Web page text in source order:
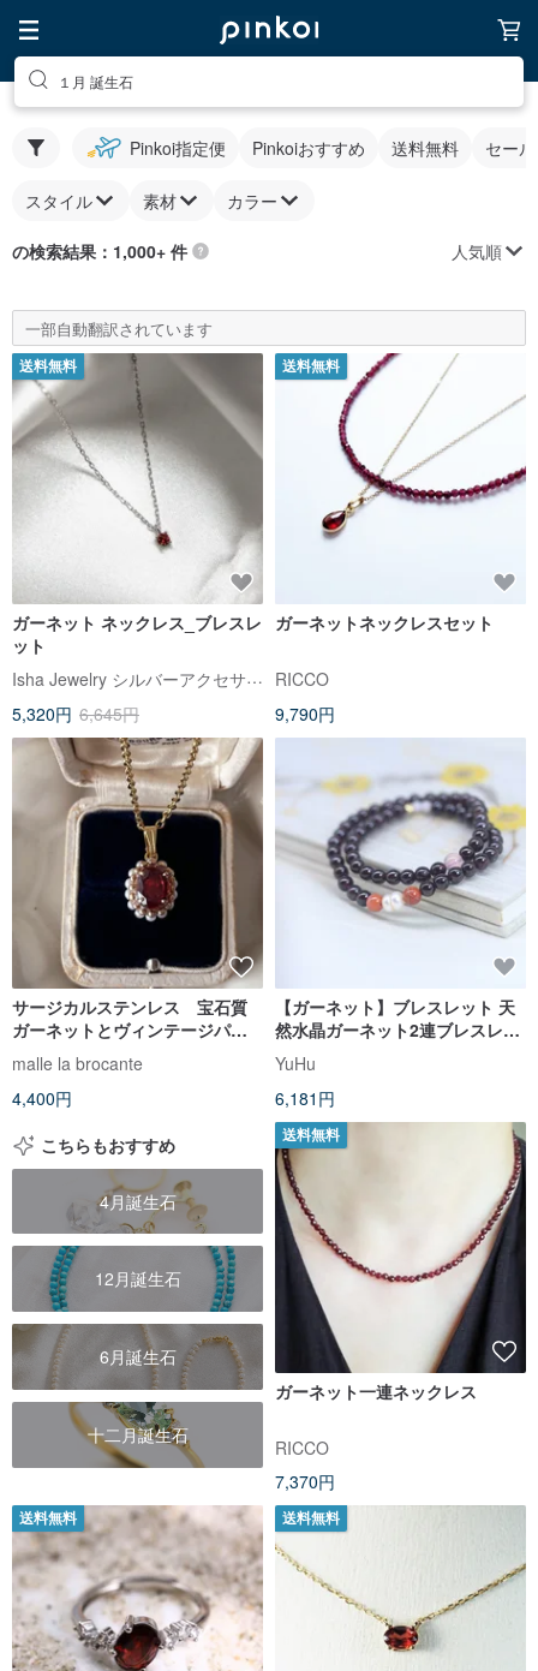
１月 誕生石
Pinkoi指定便 Pinkoiおすすめ 送料無料 セー
スタイル 素材 カラー
の検索結果：1,000+ 件 人気順
一部自動翻訳されています
送料無料
ガーネット ネックレス_ブレスレ
ット
Isha Jewelry シルバーアクセサリー
5,320円 6,645円
送料無料
ガーネットネックレスセット
RICCO
9,790円
サージカルステンレス 宝石質
ガーネットとヴィンテージパー
ルのオーバルネックレス/1月誕生
石/金属アレルギー対応
malle la brocante
4,400円
【ガーネット】ブレスレット 天
然水晶ガーネット2連ブレスレッ
ト レディース 誕生日プレゼント
1月の誕生石
YuHu
6,181円
こちらもおすすめ
4月誕生石
12月誕生石
6月誕生石
十二月誕生石
送料無料
ガーネット一連ネックレス
RICCO
7,370円
送料無料 送料無料